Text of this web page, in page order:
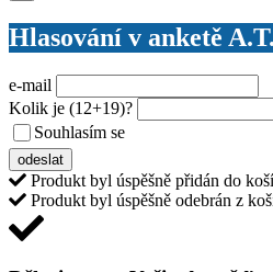
Hlasování v anketě
e-mail
Kolik je (12+19)?
Souhlasím se
odeslat
Produkt byl úspěšně přidán do
Produkt byl úspěšně odebrán z